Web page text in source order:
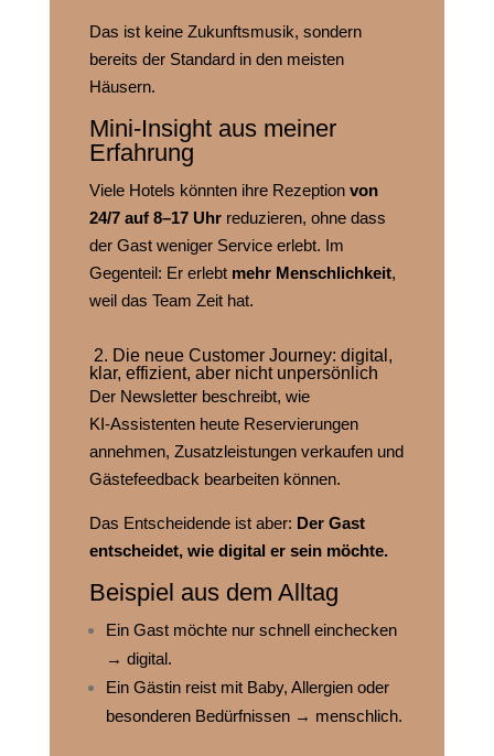
Das ist keine Zukunftsmusik, sondern
bereits der Standard in den meisten
Häusern.
Mini‑Insight aus meiner
Erfahrung
Viele Hotels könnten ihre Rezeption von
24/7 auf 8–17 Uhrreduzieren, ohne dass
der Gast weniger Service erlebt. Im
Gegenteil: Er erlebt mehr Menschlichkeit,
weil das Team Zeit hat.
2. Die neue Customer Journey: digital,
klar, effizient, aber nicht unpersönlich
Der Newsletter beschreibt, wie
KI‑Assistenten heute Reservierungen
annehmen, Zusatzleistungen verkaufen und
Gästefeedback bearbeiten können.
Das Entscheidende ist aber: Der Gast
entscheidet, wie digital er sein möchte.
Beispiel aus dem Alltag
Ein Gast möchte nur schnell einchecken
→ digital.
Ein Gästin reist mit Baby, Allergien oder
besonderen Bedürfnissen → menschlich.